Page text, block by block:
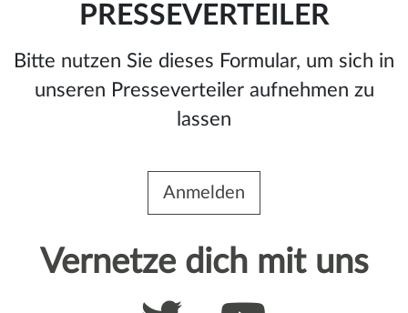
PRESSEVERTEILER
Bitte nutzen Sie dieses Formular, um sich in
unseren Presseverteiler aufnehmen zu
lassen
Anmelden
Vernetze dich mit uns